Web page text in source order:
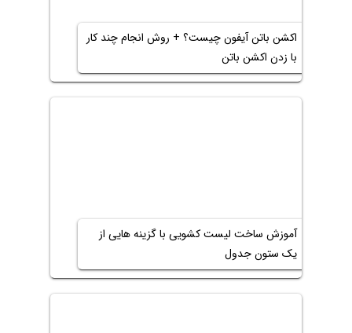
اکشن باتن آیفون چیست؟ + روش انجام چند کار
با زدن اکشن باتن
آموزش ساخت لیست کشویی با گزینه هایی از
یک ستون جدول